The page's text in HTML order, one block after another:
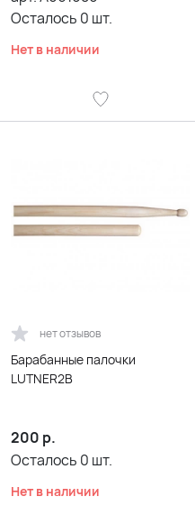
Осталось 0 шт.
Нет в наличии
нет отзывов
Барабанные палочки
LUTNER2B
200 р.
Осталось 0 шт.
Нет в наличии